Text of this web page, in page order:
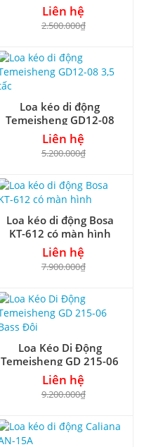
Liên hệ
2.500.000₫
Loa kéo di động
Temeisheng GD12-08
3,5 tấc
Liên hệ
5.200.000₫
Loa kéo di động Bosa
KT-612 có màn hình
Liên hệ
7.900.000₫
Loa Kéo Di Động
Temeisheng GD 215-06
Bass Đôi
Liên hệ
9.200.000₫